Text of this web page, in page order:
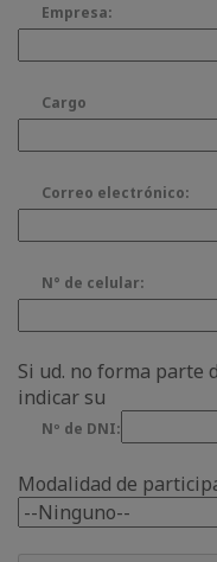
Empresa:
Cargo
Correo electrónico:
N° de celular:
Si ud. no forma parte
indicar su
Nº de DNI:
Modalidad de